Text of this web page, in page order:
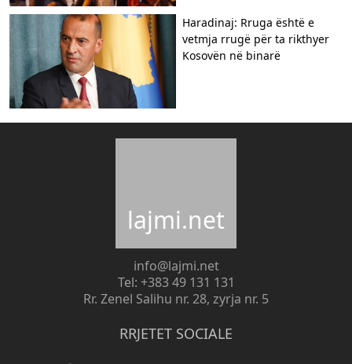
Haradinaj: Rruga është e
vetmja rrugë për ta rikthyer
Kosovën në binarë
lajmi.net
info@lajmi.net
Tel: +383 49 131 131
Rr. Zenel Salihu nr. 28, zyrja nr. 5
RRJETET SOCIALE